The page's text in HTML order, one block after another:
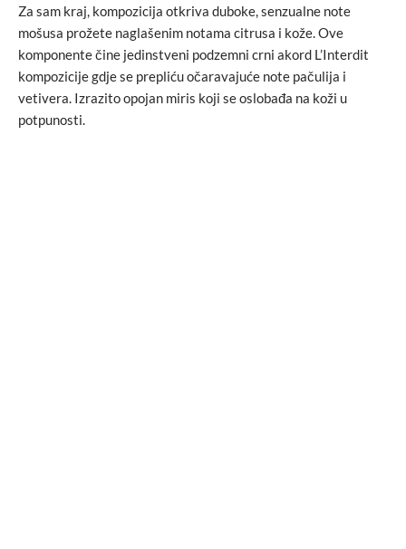
Za sam kraj, kompozicija otkriva duboke, senzualne note
mošusa prožete naglašenim notama citrusa i kože. Ove
komponente čine jedinstveni podzemni crni akord L’Interdit
kompozicije gdje se prepliću očaravajuće note pačulija i
vetivera. Izrazito opojan miris koji se oslobađa na koži u
potpunosti.